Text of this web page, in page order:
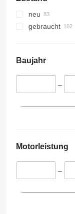
neu
gebraucht
Baujahr
–
Motorleistung
–